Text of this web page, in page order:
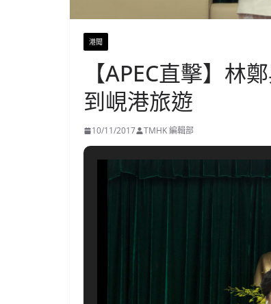
港聞
【APEC直擊】林
到峴港旅遊
10/11/2017 TMHK 編輯部